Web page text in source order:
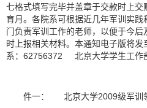
七格式填写完毕并盖章于交款时上交
育月。各院系可根据近几年军训实践
门负责军训工作的老师，以便于今后
时上报相关材料。本通知电子版将发
系： 62756372 北京大学学生工作
件一： 北京大学2009级军训